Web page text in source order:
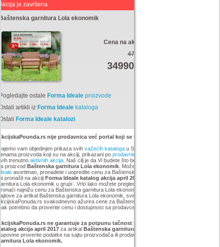
je završena
garnitura Lola ekonomik
Cena na akciji:
47310
34990Din
ostale Forma Idealeproizvode
artikli iz Forma Idealekataloga
Forma Ideale katalozi
nije prodavnica već portal koji se trudi da uštedi vaš novac.
vam objedinjen prikaza svih važećih katalogau Srbiji, sa popustima i sniženim
proizvoda koji su na akciji, prikazani po prodavnicama
trenutno aktivnih akcija. Naš cilj je da Vi budete što bolje informisani o popustima i ceni
proizvod Baštenska garnitura Lola ekonomik. Možete pogledati kompletan
asortiman, pronađete i uopredite cenu za Baštenska garnitura Lola ekonomik koji smo
pronašli na akcijiForma Ideale katalog akcija april 2017
Lola ekonomik u grupi . Vrlo lako možete pregledati sve proizvode iz kategorije
najnižu cenu za Baštenska garnitura Lola ekonomik. Ne morate da pretražujete sve
za artikal Baštenska garnitura Lola ekonomik, sve Vam je na jednom mestu.
svakodnevno ažurira cene za Baštenska garnitura Lola ekonomik, ali je
potrebno da proverite cenu i dostupnost sa prodavcem, kao i načinu isporuke i plaćanja.
ne garantuje za potpunu tačnost podataka iz akcije Forma Ideale
akcija april 2017za artikal Baštenska garnitura
proverite podatke na sajtu proizvođača ili prodavnice za proizvod
Lola ekonomik.